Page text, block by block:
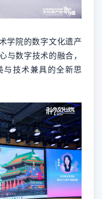
院的数字文化遗产
与数字技术的融合，
与技术兼具的全新思